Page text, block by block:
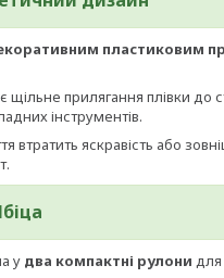
пластиковим
прилягання плівки до
інструментів.
яскравість або
Ібіца
у два компактні рулони для